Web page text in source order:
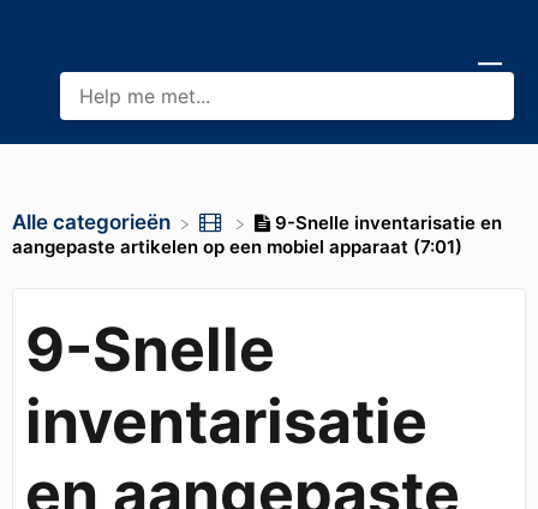
Alle categorieën
9-Snelle inventarisatie en
aangepaste artikelen op een mobiel apparaat (7:01)
9-Snelle
inventarisatie
en aangepaste